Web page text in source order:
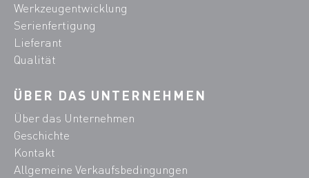
Werkzeugentwicklung
Serienfertigung
Lieferant
Qualität
ÜBER DAS UNTERNEHMEN
Über das Unternehmen
Geschichte
Kontakt
Allgemeine Verkaufsbedingungen